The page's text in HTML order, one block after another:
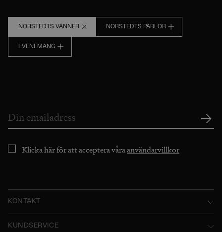
NORSTEDTS VÄNNER NORSTEDTS PÄRLOR
EVENEMANG
Klicka här för att acceptera våraanvändarvillkor
KONTAKT
KUNDSERVICE